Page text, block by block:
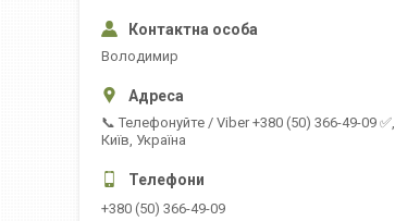
Володимир
📞 Телефонуйте / Viber +380 (50) 366-49-09 ✅,
Київ, Україна
+380 (50) 366-49-09